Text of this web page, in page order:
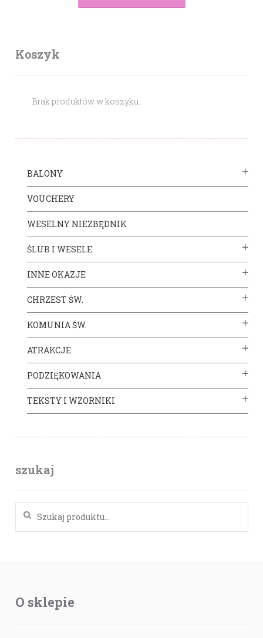
Koszyk
Brak produktów w koszyku.
BALONY
VOUCHERY
WESELNY NIEZBĘDNIK
ŚLUB I WESELE
INNE OKAZJE
CHRZEST ŚW.
KOMUNIA ŚW.
ATRAKCJE
PODZIĘKOWANIA
TEKSTY I WZORNIKI
szukaj
Szukaj:
O sklepie